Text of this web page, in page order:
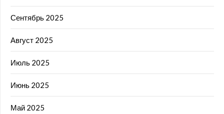
Сентябрь 2025
Август 2025
Июль 2025
Июнь 2025
Май 2025